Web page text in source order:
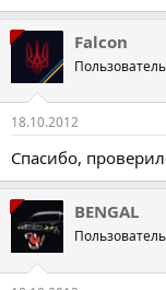
Falcon
Пользователь
18.10.2012
Спасибо,
BENGAL
Пользователь